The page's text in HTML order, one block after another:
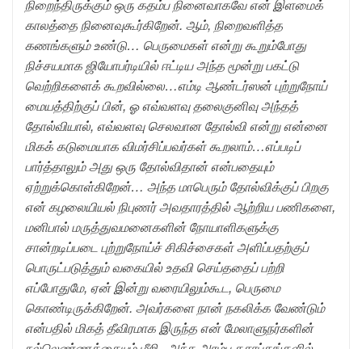
நிறைந்திருக்கும் ஒரு கதம்ப நினைவாகவே என் இளமைக்
காலத்தை நினைவுகூர்கிறேன். ஆம், நிறைவளித்த
கணங்களும் உண்டு… பெருமைகள் என்று கூறும்போது
நிச்சயமாக ஜியோபர்டியில் ஈட்டிய அந்த மூன்று பகட்டு
வெற்றிகளைக் கூறவில்லை…எம்டி ஆண்டர்ஸன் புற்றுநோய்
மையத்திற்குப் பின், ஓ எவ்வளவு தலைகுனிவு அந்தத்
தோல்வியால், எவ்வளவு செலவான தோல்வி என்று என்னை
மிகக் கடுமையாக விமர்சிப்பவர்கள் கூறலாம்…எப்படிப்
பார்த்தாலும் அது ஒரு தோல்விதான் என்பதையும்
ஏற்றுக்கொள்கிறேன்… அந்த மாபெரும் தோல்விக்குப் பிறகு
என் கழலையியல் நிபுணர் அவதாரத்தில் ஆற்றிய பணிகளை,
மனிபால் மருத்துவமனைகளின் நோயாளிகளுக்கு
சான்றடிப்படை புற்றுநோய்ச் சிகிச்சைகள் அளிப்பதற்குப்
பொருட்படுத்தும் வகையில் உதவி செய்ததைப் பற்றி
எப்போதுமே, ஏன் இன்று வரையிலும்கூட, பெருமை
கொண்டிருக்கிறேன். அவர்களை நான் நகலிக்க வேண்டும்
என்பதில் மிகத் தீவிரமாக இருந்த என் மேலாளுநர்களின்